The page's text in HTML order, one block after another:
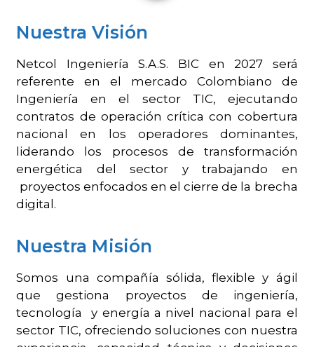
Nuestra Visión
Netcol Ingeniería S.A.S. BIC en 2027 será
referente en el mercado Colombiano de
Ingeniería en el sector TIC, ejecutando
contratos de operación crítica con cobertura
nacional en los operadores dominantes,
liderando los procesos de transformación
energética del sector y trabajando en
proyectos enfocados en el cierre de la brecha
digital.
Nuestra Misión
Somos una compañía sólida, flexible y ágil
que gestiona proyectos de ingeniería,
tecnología
y energía a nivel nacional para el
sector TIC, ofreciendo soluciones con nuestra